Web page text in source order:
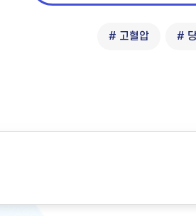
# 고혈압 #